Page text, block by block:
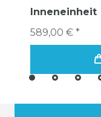
Inneneinheit
589,00 € *